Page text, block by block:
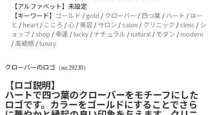
【アルファベット】未設定
【キーワード】 ゴールド / gold / クローバー / 四つ葉 / ハート / はー
と /heart / こころ /心 /美容 / サロン /salon / クリニック / clinic / シ
ョップ /shop /幸運 /lucky / ナチュラル /natural / モダン /modern
/ 高級感 /luxury
クローバーのロゴ （no.29230）
【ロゴ説明】
ハートで四つ葉のクローバーをモチーフにした
ロゴです。カラーをゴールドにすることでさら